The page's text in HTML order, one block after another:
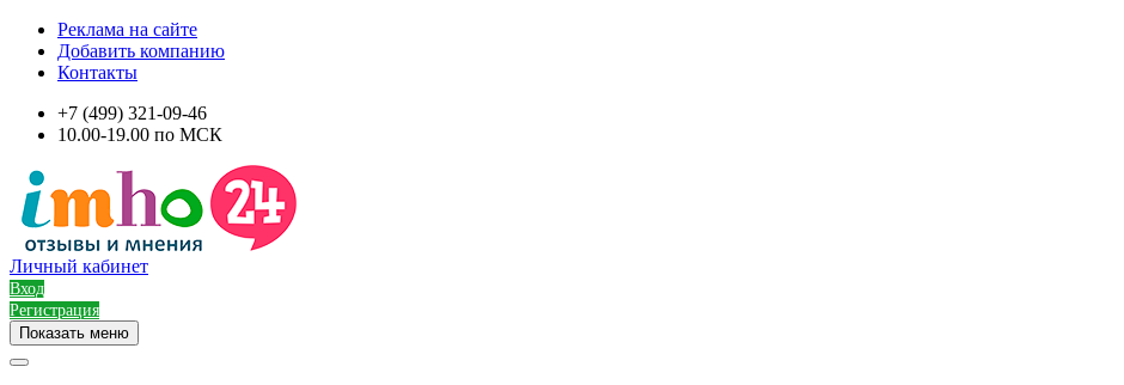
Реклама на сайте
Добавить компанию
Контакты
+7 (499) 321-09-46
10.00-19.00 по МСК
Личный кабинет
Вход
Регистрация
Показать меню